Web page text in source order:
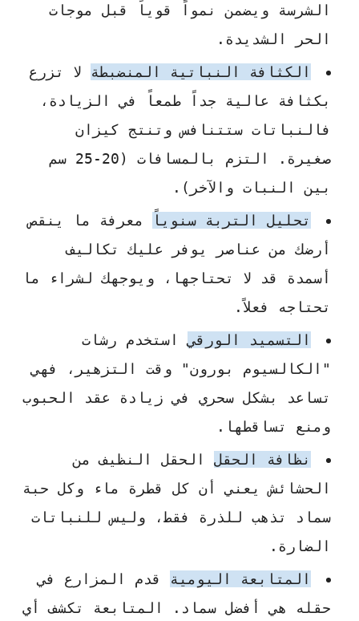
الشرسة ويضمن نمواً قوياً قبل موجات
الحر الشديدة.
الكثافة النباتية المنضبطة لا تزرع
بكثافة عالية جداً طمعاً في الزيادة،
فالنباتات ستتنافس وتنتج كيزان
صغيرة. التزم بالمسافات (20-25 سم
بين النبات والآخر).
تحليل التربة سنوياً
معرفة ما ينقص
أرضك من عناصر يوفر عليك تكاليف
أسمدة قد لا تحتاجها، ويوجهك لشراء ما
تحتاجه فعلاً.
التسميد الورقياستخدم رشات
"الكالسيوم بورون" وقت التزهير، فهي
تساعد بشكل سحري في زيادة عقد الحبوب
ومنع تساقطها.
نظافة الحقل الحقل النظيف من
الحشائش يعني أن كل قطرة ماء وكل حبة
سماد تذهب للذرة فقط، وليس للنباتات
الضارة.
المتابعة اليومية قدم المزارع في
حقله هي أفضل سماد. المتابعة تكشف أي